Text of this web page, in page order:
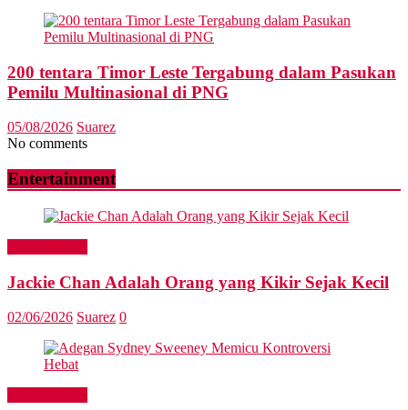
200 tentara Timor Leste Tergabung dalam Pasukan
Pemilu Multinasional di PNG
05/08/2026 Suarez
No comments
Entertainment
Jackie Chan Adalah Orang yang Kikir Sejak Kecil
02/06/2026 Suarez 0